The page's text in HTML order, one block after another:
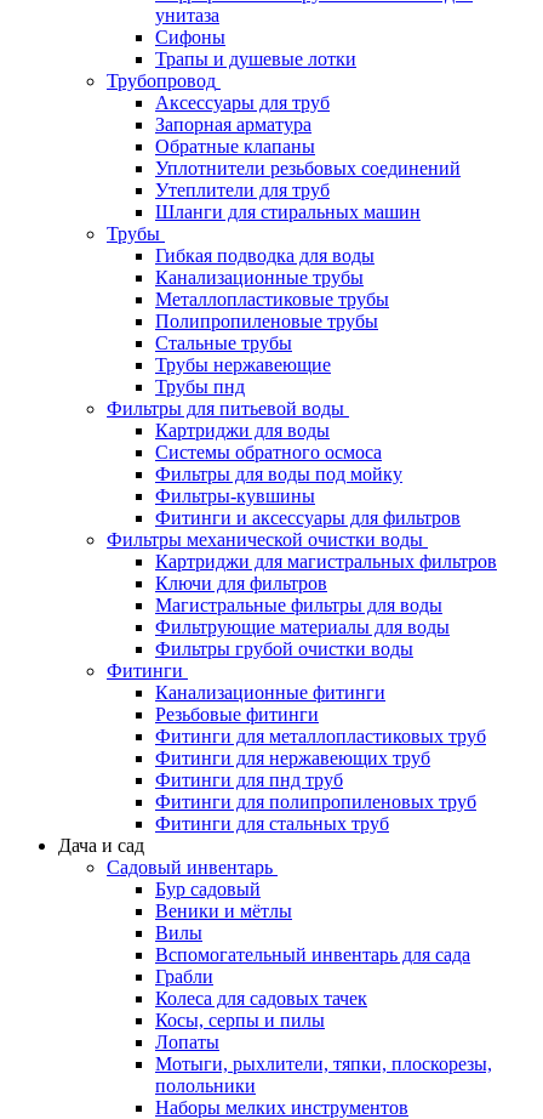
унитаза
Сифоны
Трапы и душевые лотки
Трубопровод
Аксессуары для труб
Запорная арматура
Обратные клапаны
Уплотнители резьбовых соединений
Утеплители для труб
Шланги для стиральных машин
Трубы
Гибкая подводка для воды
Канализационные трубы
Металлопластиковые трубы
Полипропиленовые трубы
Стальные трубы
Трубы нержавеющие
Трубы пнд
Фильтры для питьевой воды
Картриджи для воды
Системы обратного осмоса
Фильтры для воды под мойку
Фильтры-кувшины
Фитинги и аксессуары для фильтров
Фильтры механической очистки воды
Картриджи для магистральных фильтров
Ключи для фильтров
Магистральные фильтры для воды
Фильтрующие материалы для воды
Фильтры грубой очистки воды
Фитинги
Канализационные фитинги
Резьбовые фитинги
Фитинги для металлопластиковых труб
Фитинги для нержавеющих труб
Фитинги для пнд труб
Фитинги для полипропиленовых труб
Фитинги для стальных труб
Дача и сад
Садовый инвентарь
Бур садовый
Веники и мётлы
Вилы
Вспомогательный инвентарь для сада
Грабли
Колеса для садовых тачек
Косы, серпы и пилы
Лопаты
Мотыги, рыхлители, тяпки, плоскорезы,
полольники
Наборы мелких инструментов